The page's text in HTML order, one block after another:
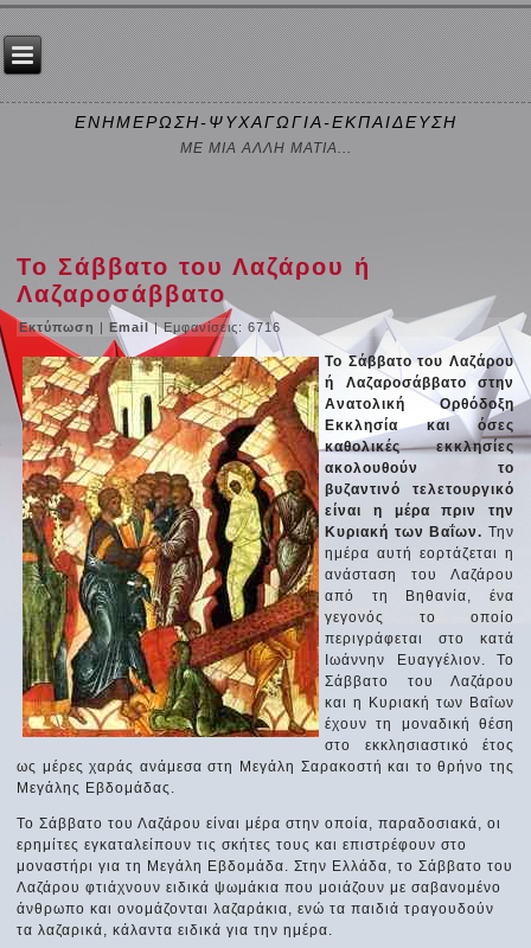
ΕΝΗΜΕΡΩΣΗ-ΨΥΧΑΓΩΓΙΑ-ΕΚΠΑΙΔΕΥΣΗ
ΜΕ ΜΙΑ ΑΛΛΗ ΜΑΤΙΑ...
Το Σάββατο του Λαζάρου ή
Λαζαροσάββατο
Εκτύπωση |Email| Εμφανίσεις: 6716
Το Σάββατο του Λαζάρου
ή Λαζαροσάββατο στην
Ανατολική Ορθόδοξη
Εκκλησία και όσες
καθολικές εκκλησίες
ακολουθούν το
βυζαντινό τελετουργικό
είναι η μέρα πριν την
Κυριακή των Βαΐων. Την
ημέρα αυτή εορτάζεται η
ανάσταση του Λαζάρου
από τη Βηθανία, ένα
γεγονός το οποίο
περιγράφεται στο κατά
Ιωάννην Ευαγγέλιον. Το
Σάββατο του Λαζάρου
και η Κυριακή των Βαΐων
έχουν τη μοναδική θέση
στο εκκλησιαστικό έτος
ως μέρες χαράς ανάμεσα στη Μεγάλη Σαρακοστή και το θρήνο της
Μεγάλης Εβδομάδας.
Το Σάββατο του Λαζάρου είναι μέρα στην οποία, παραδοσιακά, οι
ερημίτες εγκαταλείπουν τις σκήτες τους και επιστρέφουν στο
μοναστήρι για τη Μεγάλη Εβδομάδα. Στην Ελλάδα, το Σάββατο του
Λαζάρου φτιάχνουν ειδικά ψωμάκια που μοιάζουν με σαβανομένο
άνθρωπο και ονομάζονται λαζαράκια, ενώ τα παιδιά τραγουδούν
τα λαζαρικά, κάλαντα ειδικά για την ημέρα.